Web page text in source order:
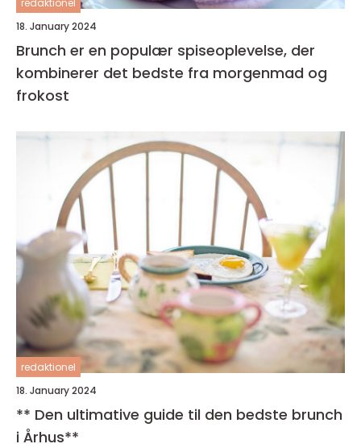
redaktionel
18. January 2024
Brunch er en populær spiseoplevelse, der
kombinerer det bedste fra morgenmad og
frokost
redaktionel
18. January 2024
** Den ultimative guide til den bedste brunch
i Århus**